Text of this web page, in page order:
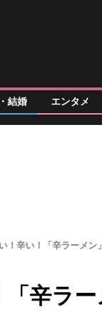
結婚 エンタメ
！辛い！「辛ラーメン
「辛ラ